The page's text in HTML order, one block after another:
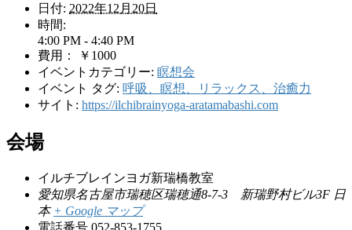
日付: 2022年12月20日
時間:
4:00 PM - 4:40 PM
費用：
￥1000
イベントカテゴリー: 瞑想会
イベント タグ: 呼吸、瞑想、リラックス、治癒力
サイト: https://ilchibrainyoga-aratamabashi.com
会場
イルチブレインヨガ新瑞橋教室
愛知県名古屋市瑞穂区瑞穂通8-7-3 新瑞野村ビル3F 日
本 + Google マップ
電話番号 052-853-1755